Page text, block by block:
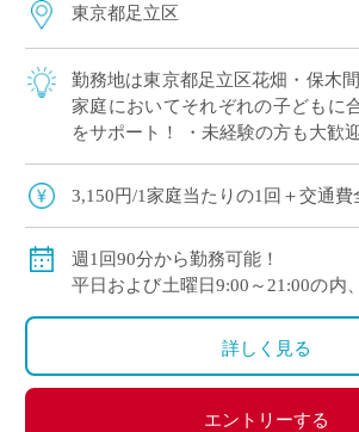
東京都足立区
勤務地は東京都足立区花畑・保木
家庭においてそれぞれの子どもに
をサポート！ ・未経験の方も大歓
3,150円/1家庭当たりの1回＋交通費
週1回90分から勤務可能！
平日および土曜日9:00～21:00の内
わせて時間を決定
ご自身のご都合の良い時間帯の
※5月～3月で実施します。
詳しく見る
エントリーする